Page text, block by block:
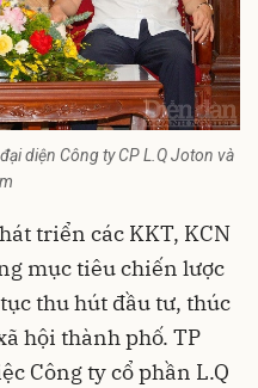
diện Công ty CP L.Q Joton và
triển các KKT, KCN
mục tiêu chiến lược
thu hút đầu tư, thúc
hội thành phố. TP
Công ty cổ phần L.Q